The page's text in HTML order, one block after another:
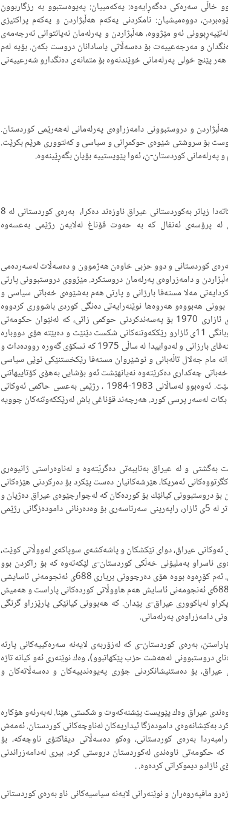
سه‌ره‌كی ده‌گه‌ڕایه‌وه‌: یه‌كه‌مییان: په‌یوه‌ستبوو به‌ رزگاربوون
دووه‌میشیان: تامكردنی یه‌كه‌م هه‌ڵبژاردن و یه‌كه‌م پراكتیزی
ئه‌و مێژووه‌، هه‌ڵبژاردن و په‌رله‌مان نه‌یانتوانی ته‌رجه‌مه‌ی
و مه‌رجه‌عییه‌ت بۆ ده‌سه‌ڵاتی یاسادانان دروست بكه‌ن. بۆیه‌ له‌م
پێنج خولی په‌رله‌مانی خوێندنه‌وه‌ بۆ متمانه‌ی ده‌نگدارو شه‌رعییه‌تی
و دروستبوونی دامه‌زراوه‌ی په‌رله‌مانی له‌هه‌رێمی كوردستان.
بۆ سروشتی شێوه‌ی حوكمڕانی و سیاسی و كه‌لتووری هرێم بكرێت.
كوردستان-ن، ئه‌وا پێویستییه‌ بۆیان بگه‌ڕێینه‌وه‌.
له‌سه‌ره‌تای ئایاری 1988، له‌به‌شی باشووری كوردستان كه‌ له‌وكاته‌دا زیاتر به‌كوردستانی عیراق ناوزه‌ند ده‌كرا، به‌ره‌ی كوردستانی له‌ 8
له‌ پرۆسه‌ی ئه‌نفال كه‌ به‌ حه‌وت قۆناغ له‌لایه‌ن رژێمی به‌عسه‌وه‌
كوردستانی و دوو حزبی خاوه‌ن هه‌ژموون و ده‌سه‌ڵات له‌سه‌رده‌می
و دامه‌زراوه‌ی په‌رله‌مان دروستكرد. مێژووی دروستبوونی پارتی
ئابی 1946 ده‌گه‌رێته‌وه‌، به‌سه‌ركردایه‌تی مه‌لا مسته‌فا بارزانی و پارتی هه‌م به‌شێوه‌ی خه‌باتی سیاسی و
هه‌بووه‌و هه‌روه‌ها نوێنه‌رایه‌تی ده‌نگی كوردی باشووری كردووه‌
له‌شۆرشی 1963 ی ئه‌یلول و له‌ ده‌رچواندنی به‌یاننامه‌ی 11ی ئازاری 1970 بۆ په‌سه‌ندكردنی حوكمی زاتی، كه‌ له‌نێوان حكومه‌تی
ناوه‌ندی ئه‌وكاتی عیراق كرا. دوای ساڵی 1974، به‌یاننامه‌ی به‌ناوبانگی 11ی ئازارو رێككه‌وتنه‌كانی شكست دێنێت و ده‌بێته‌ هۆی دووباره‌
به‌رپابوونه‌وه‌ی شۆرش به‌سه‌ركردایه‌تی سه‌رۆكی پارتی مه‌لا مسته‌فای بارزانی و له‌دواییدا له‌ ساڵی 1975 كه‌ نسكۆی گه‌وره‌ رووده‌دات و
مام جه‌لال تاڵه‌بانی و نوشێروان مسته‌فا رێكخستنێكی نوێی سیاسی
چه‌كداری ده‌كرێته‌وه‌ نه‌یانهێشت ئه‌و بۆشایی به‌هۆی كۆتاییهاتنی
شۆرش به‌سه‌ركردایه‌تی مه‌لا مسته‌فا دروستبوو زۆر درێژه‌ بكێشێت. ئه‌وه‌بوو له‌ساڵانی 1983-1984 ، رژێمی به‌عسی حاكمی ئه‌وكاتی
له‌سه‌ر پرسی كورد. هه‌رچه‌ند قۆناغی باش له‌رێككه‌وتنه‌كان چوویه‌
ناوه‌راست به‌گشتی و له‌ عیراق به‌تایبه‌تی ده‌گریًته‌وه‌ و له‌ناوه‌راستی ژانیوه‌ری
ئه‌مریكا، هێرشه‌كانیان ده‌ست پێكرد بۆ ده‌ركردنی هێزه‌كانی
دروستبوونی كیانێك بۆ كورده‌كان كه‌ له‌چوارچێوه‌ی عیراق ده‌ژیان و
خه‌باتی چه‌كدارییان بۆ ده‌یان ساڵ ده‌ستپێكردبوو. ئه‌وه‌ بوو دواتر له‌ 5ی ئازار، راپه‌رینی سه‌رتاسه‌ری بۆ وه‌ده‌رنانی داموده‌زگانی رژێمی
له‌ساڵی 1991، حكومه‌تی ناوه‌ندی ئه‌وكاتی عیراق، دوای تێكشكان و پاشه‌كشه‌ی سوپاكه‌ی له‌ووڵاتی كوێت،
ناسراو به‌ملیۆنی خه‌ڵكی كوردستان-ی لێكه‌ته‌وه‌ كه‌ بۆ راكردن بوو
له‌گه‌ڕانه‌وه‌ بۆ دووباره‌ ژیان له‌ژێر حوكمی رژێمی سه‌ددام حسێن. ئه‌م كۆڕه‌وه‌ بووه‌ هۆی ده‌رچوونی بریاری 688ی ئه‌نجومه‌نی ئاسایشی
نه‌ته‌وه‌یه‌كگرتووه‌كان له‌سه‌ر پێشنیازی ده‌وڵه‌تی فه‌ره‌نسا. بڕیاری 688ی ئه‌نجومه‌نی ئاسایش هه‌م هاووڵاتی كورده‌كانی پاراست و هه‌میش
له‌باكووری عیراق-ی پێدان. كه‌ هه‌بوونی كیانێكی پارێزراو گرنگی
دامه‌زراوه‌ی په‌رله‌مانی.
به‌ره‌ی كوردستان-ی كه‌ له‌زۆربه‌ی لایه‌نه‌ سه‌ره‌كییه‌كانی پارته‌
له‌هه‌شت حزب پێكهاتبوو)، وه‌ك نوێنه‌ری ئه‌و كیانه‌ تازه‌
بۆ ده‌ستنیشانكردنی جۆری په‌یوه‌ندییه‌كان و ده‌سه‌ڵاته‌كان و
عیراق وه‌ك پێویست پێشنه‌كه‌وت و شكستی هێنا. له‌به‌رئه‌و هۆكاره‌
په‌رچه‌كرداری نواندو له‌ ١٩٩١/١٠/٢٦، ده‌ستى كرد به‌كێشانه‌وه‌ى داموده‌زگا ئیداریه‌كان له‌ناوچه‌كانى كوردستان. ئه‌مه‌ش
به‌ره‌ى كوردستانى، وه‌كو ده‌سه‌ڵاتى دیفاكتۆى ناوچه‌كه‌، بۆ
حكومه‌تی ناوه‌ندی له‌كوردستان دروستى كرد، بیری له‌دامه‌زراندنى
دیموكراتی كرده‌وه‌. ‌.
له (١٥) ئه‌ندام له‌ حاكم و پارێزه‌رو مافپه‌روه‌ران و نوێنه‌رانى لایه‌نه‌ سیاسیه‌كانى ناو به‌ره‌ى كوردستانى